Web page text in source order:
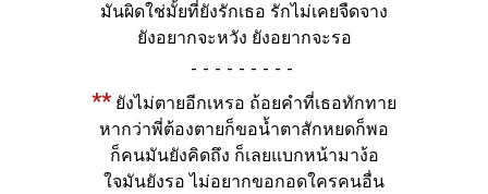
มันผิดใช่มั้ยที่ยังรักเธอ รักไม่เคยจืดจาง
ยังอยากจะหวัง ยังอยากจะรอ
-
** ยังไม่ตายอีกเหรอ ถ้อยคำที่เธอทักทาย
หากว่าพี่ต้องตายก็ขอน้ำตาสักหยดก็พอ
ก็คนมันยังคิดถึง ก็เลยแบกหน้ามาง้อ
ใจมันยังรอ ไม่อยากขอกอดใครคนอื่น